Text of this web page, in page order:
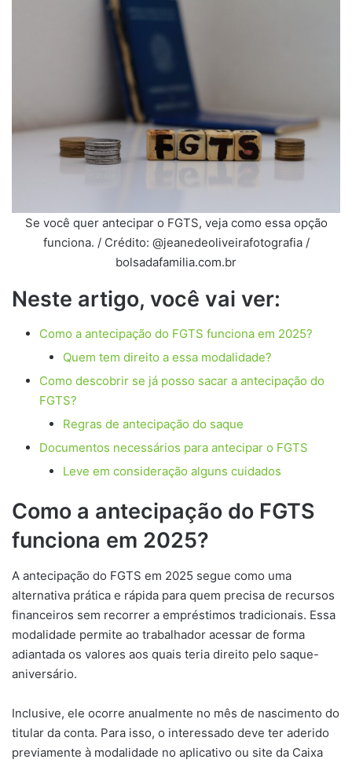
Se você quer antecipar o FGTS, veja como essa opção
funciona. / Crédito: @jeanedeoliveirafotografia /
bolsadafamilia.com.br
Neste artigo, você vai ver:
Como a antecipação do FGTS funciona em 2025?
Quem tem direito a essa modalidade?
Como descobrir se já posso sacar a antecipação do
FGTS?
Regras de antecipação do saque
Documentos necessários para antecipar o FGTS
Leve em consideração alguns cuidados
Como a antecipação do FGTS
funciona em 2025?
A antecipação do FGTS em 2025 segue como uma
alternativa prática e rápida para quem precisa de recursos
financeiros sem recorrer a empréstimos tradicionais. Essa
modalidade permite ao trabalhador acessar de forma
adiantada os valores aos quais teria direito pelo saque-
aniversário.
Inclusive, ele ocorre anualmente no mês de nascimento do
titular da conta. Para isso, o interessado deve ter aderido
previamente à modalidade no aplicativo ou site da Caixa